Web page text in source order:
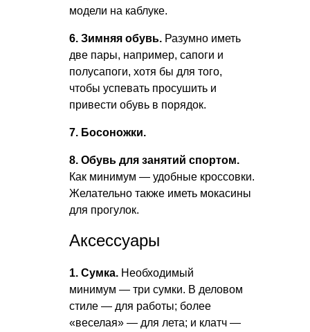
модели на каблуке.
6. Зимняя обувь. Разумно иметь
две пары, например, сапоги и
полусапоги, хотя бы для того,
чтобы успевать просушить и
привести обувь в порядок.
7. Босоножки.
8. Обувь для занятий спортом.
Как минимум — удобные кроссовки.
Желательно также иметь мокасины
для прогулок.
Аксессуары
1. Сумка. Необходимый
минимум — три сумки. В деловом
стиле — для работы; более
«веселая» — для лета; и клатч —